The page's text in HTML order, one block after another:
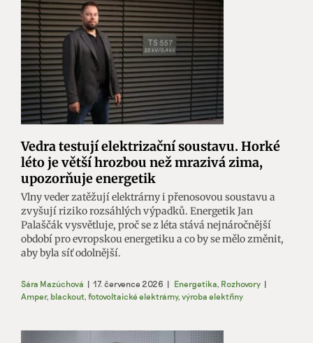
Vedra testují elektrizační soustavu. Horké
léto je větší hrozbou než mrazivá zima,
upozorňuje energetik
Vlny veder zatěžují elektrárny i přenosovou soustavu a
zvyšují riziko rozsáhlých výpadků. Energetik Jan
Palaščák vysvětluje, proč se z léta stává nejnáročnější
období pro evropskou energetiku a co by se mělo změnit,
aby byla síť odolnější.
Sára Mazúchová | 17. července 2026 | Energetika Rozhovory |
Amper, blackout, fotovoltaické elektrárny, výroba elektřiny